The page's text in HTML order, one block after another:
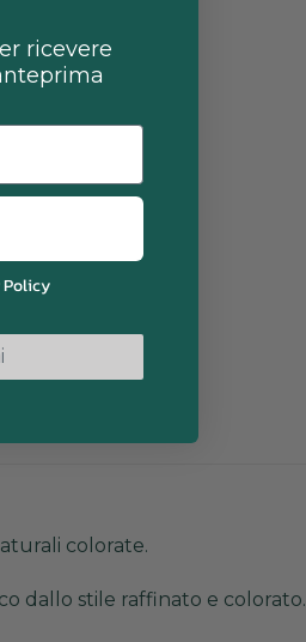
colorate.
dallo stile raffinato e colorato.
ricevere